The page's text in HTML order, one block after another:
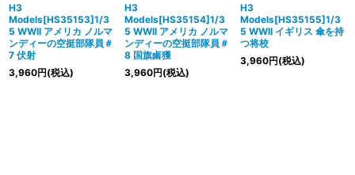
H3
Models[HS35153]1/3
5 WWII アメリカ ノルマ
ンディーの空挺部隊員＃
7 伏射
3,960円(税込)
H3
Models[HS35154]1/3
5 WWII アメリカ ノルマ
ンディーの空挺部隊員＃
8 国旗鹵獲
3,960円(税込)
H3
Models[HS35155]1/3
5 WWII イギリス 傘を持
つ将校
3,960円(税込)